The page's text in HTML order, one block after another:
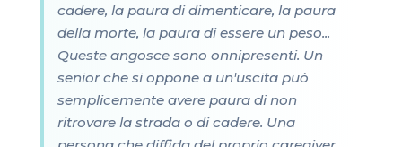
cadere, la paura di dimenticare, la paura
della morte, la paura di essere un peso...
Queste angosce sono onnipresenti. Un
senior che si oppone a un'uscita può
semplicemente avere paura di non
ritrovare la strada o di cadere. Una